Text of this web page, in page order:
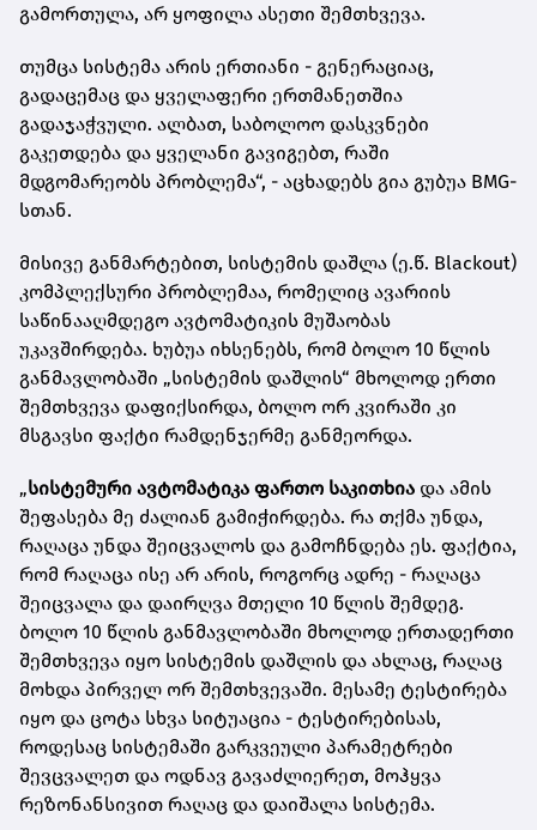
გამორთულა, არ ყოფილა ასეთი შემთხვევა.
თუმცა სისტემა არის ერთიანი - გენერაციაც,
გადაცემაც და ყველაფერი ერთმანეთშია
გადაჯაჭვული. ალბათ, საბოლოო დასკვნები
გაკეთდება და ყველანი გავიგებთ, რაში
მდგომარეობს პრობლემა“, - აცხადებს გია გუბუა BMG-
სთან.
მისივე განმარტებით, სისტემის დაშლა (ე.წ. Blackout)
კომპლექსური პრობლემაა, რომელიც ავარიის
საწინააღმდეგო ავტომატიკის მუშაობას
უკავშირდება. ხუბუა იხსენებს, რომ ბოლო 10 წლის
განმავლობაში „სისტემის დაშლის“ მხოლოდ ერთი
შემთხვევა დაფიქსირდა, ბოლო ორ კვირაში კი
მსგავსი ფაქტი რამდენჯერმე განმეორდა.
„სისტემური ავტომატიკა ფართო საკითხია და ამის
შეფასება მე ძალიან გამიჭირდება. რა თქმა უნდა,
რაღაცა უნდა შეიცვალოს და გამოჩნდება ეს. ფაქტია,
რომ რაღაცა ისე არ არის, როგორც ადრე - რაღაცა
შეიცვალა და დაირღვა მთელი 10 წლის შემდეგ.
ბოლო 10 წლის განმავლობაში მხოლოდ ერთადერთი
შემთხვევა იყო სისტემის დაშლის და ახლაც, რაღაც
მოხდა პირველ ორ შემთხვევაში. მესამე ტესტირება
იყო და ცოტა სხვა სიტუაცია - ტესტირებისას,
როდესაც სისტემაში გარკვეული პარამეტრები
შევცვალეთ და ოდნავ გავაძლიერეთ, მოჰყვა
რეზონანსივით რაღაც და დაიშალა სისტემა.